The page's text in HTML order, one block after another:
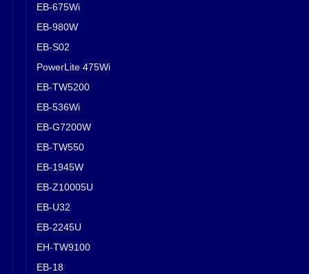
EB-675Wi
EB-980W
EB-S02
PowerLite 475Wi
EB-TW5200
EB-536Wi
EB-G7200W
EB-TW550
EB-1945W
EB-Z10005U
EB-U32
EB-2245U
EH-TW9100
EB-18